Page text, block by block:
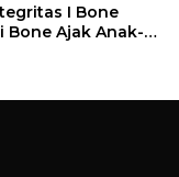
I Bone
Bone Ajak Anak-